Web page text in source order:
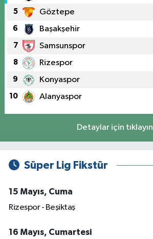
5 Göztepe
6 Başakşehir
7 Samsunspor
8 Rizespor
9 Konyaspor
10 Alanyaspor
Detaylar için tıklayın
Süper Lig Fikstür
15 Mayıs, Cuma
Rizespor - Beşiktaş
16 Mayıs, Cumartesi